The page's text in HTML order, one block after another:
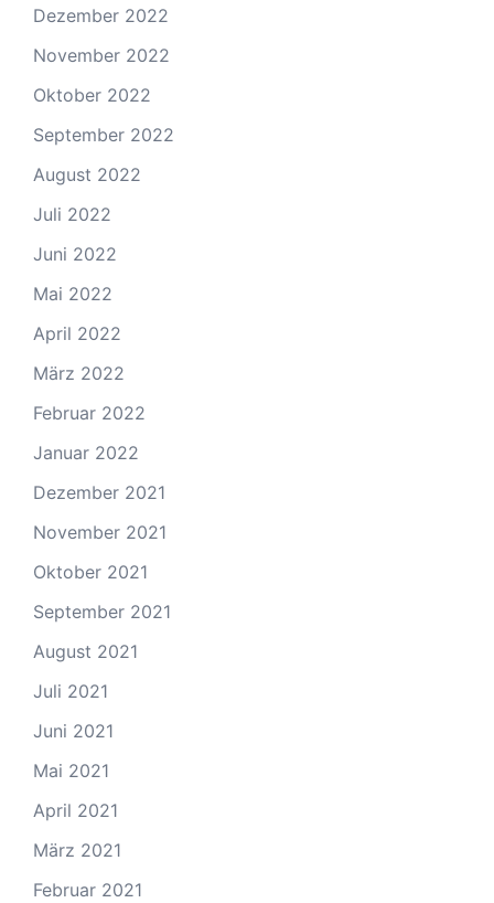
Dezember 2022
November 2022
Oktober 2022
September 2022
August 2022
Juli 2022
Juni 2022
Mai 2022
April 2022
März 2022
Februar 2022
Januar 2022
Dezember 2021
November 2021
Oktober 2021
September 2021
August 2021
Juli 2021
Juni 2021
Mai 2021
April 2021
März 2021
Februar 2021